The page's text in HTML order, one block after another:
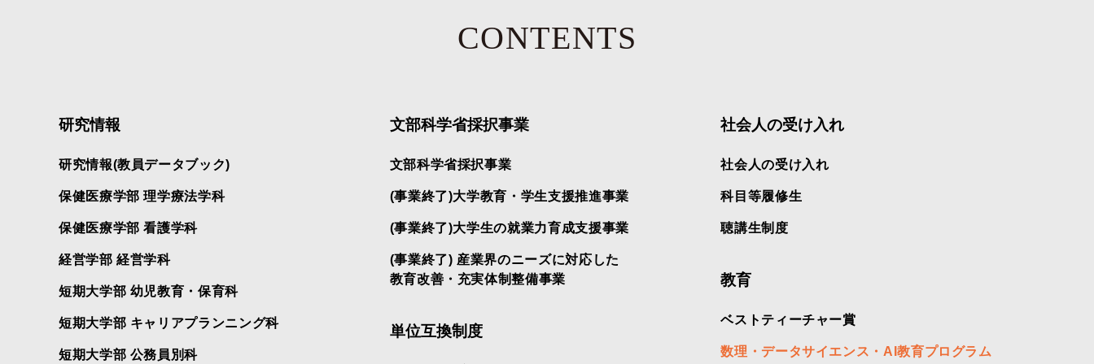
CONTENTS
研究情報
研究情報(教員データブック)
保健医療学部 理学療法学科
保健医療学部 看護学科
経営学部 経営学科
短期大学部 幼児教育・保育科
短期大学部 キャリアプランニング科
短期大学部 公務員別科
文部科学省採択事業
文部科学省採択事業
(事業終了)大学教育・学生支援推進事業
(事業終了)大学生の就業力育成支援事業
(事業終了) 産業界のニーズに対応した
教育改善・充実体制整備事業
単位互換制度
社会人の受け入れ
社会人の受け入れ
科目等履修生
聴講生制度
教育
ベストティーチャー賞
数理・データサイエンス・AI教育プログラム